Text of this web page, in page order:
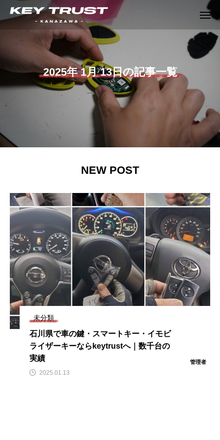
2025年 1月 13日の記事一覧
NEW POST
未分類
石川県で車の鍵・スマートキー・イモビ
ライザーキーならkeytrustへ｜数千台の
実績
管理者
2025.01.13